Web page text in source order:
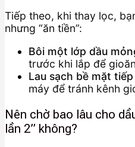
Tiếp theo, khi thay lọc,
nhưng “ăn tiền”:
Bôi một lớp dầu
trước khi lắp để
Lau sạch bề mặt
máy để tránh kênh
Nên chờ bao lâu cho
lần 2” không?